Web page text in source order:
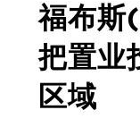
福布
把置业
区域